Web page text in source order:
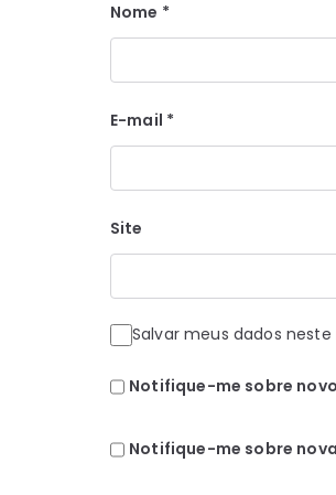
Nome *
E-mail *
Site
Salvar meus dados
Notifique-me sobre
Notifique-me sobre